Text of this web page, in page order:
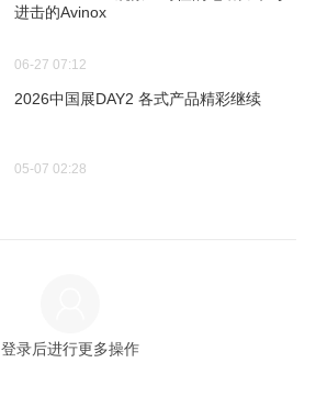
进击的Avinox
06-27 07:12
2026中国展DAY2 各式产品精彩继续
05-07 02:28
登录后进行更多操作